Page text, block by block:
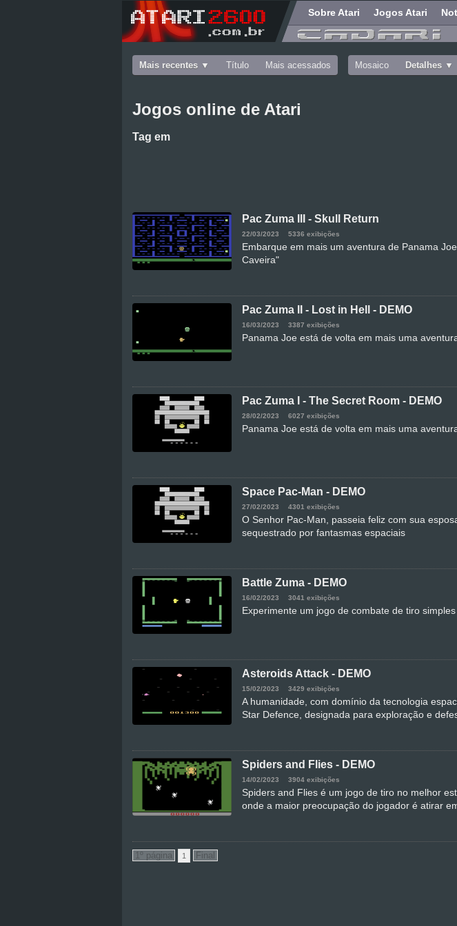
Sobre Atari Jogos Atari
Mais recentes Título Mais acessados Mosaico Detalhes
Jogos online de Atari
Tag em
Pac Zuma III - Skull Return
22/03/2023 5336 exibições
Embarque em mais um aventura de Panama
Caveira"
Pac Zuma II - Lost in Hell - DEMO
16/03/2023 3387 exibições
Panama Joe está de volta em mais uma
Pac Zuma I - The Secret Room - DEMO
28/02/2023 6027 exibições
Panama Joe está de volta em mais uma
Space Pac-Man - DEMO
27/02/2023 4301 exibições
O Senhor Pac-Man, passeia feliz com sua
sequestrado por fantasmas espaciais
Battle Zuma - DEMO
16/02/2023 3041 exibições
Experimente um jogo de combate de tiro
Asteroids Attack - DEMO
15/02/2023 3429 exibições
A humanidade, com domínio da tecnologia
Star Defence, designada para exploração e
Spiders and Flies - DEMO
14/02/2023 3904 exibições
Spiders and Flies é um jogo de tiro no melhor
onde a maior preocupação do jogador é atirar
1